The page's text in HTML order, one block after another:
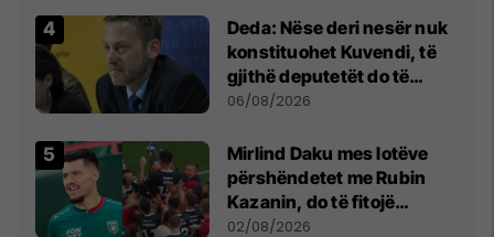
Deda: Nëse deri nesër nuk
konstituohet Kuvendi, të
gjithë deputetët do të
bëjnë shkelje të rëndë
06/08/2026
Mirlind Daku mes lotëve
përshëndetet me Rubin
Kazanin, do të fitojë
miliona te Spartak Moska
02/08/2026